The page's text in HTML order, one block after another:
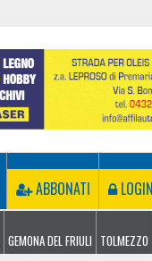
ABBONATI LOGIN
GEMONA DEL FRIULI TOLMEZZO